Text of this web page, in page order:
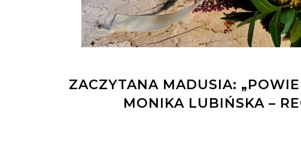
ZACZYTANA MADUSIA:
MONIKA LUBIŃSKA –